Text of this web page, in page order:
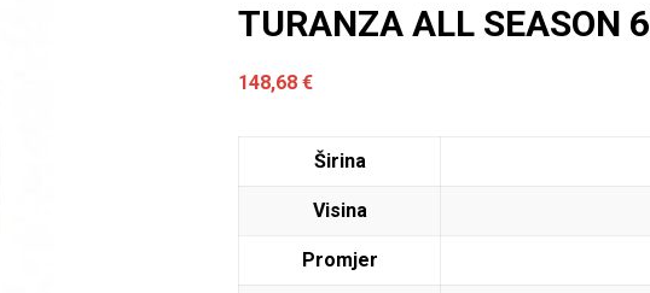
TURANZA ALL SEASON 6
148,68€
Širina
Visina
Promjer